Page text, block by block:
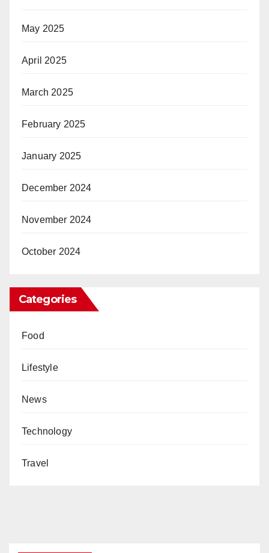
May 2025
April 2025
March 2025
February 2025
January 2025
December 2024
November 2024
October 2024
Categories
Food
Lifestyle
News
Technology
Travel